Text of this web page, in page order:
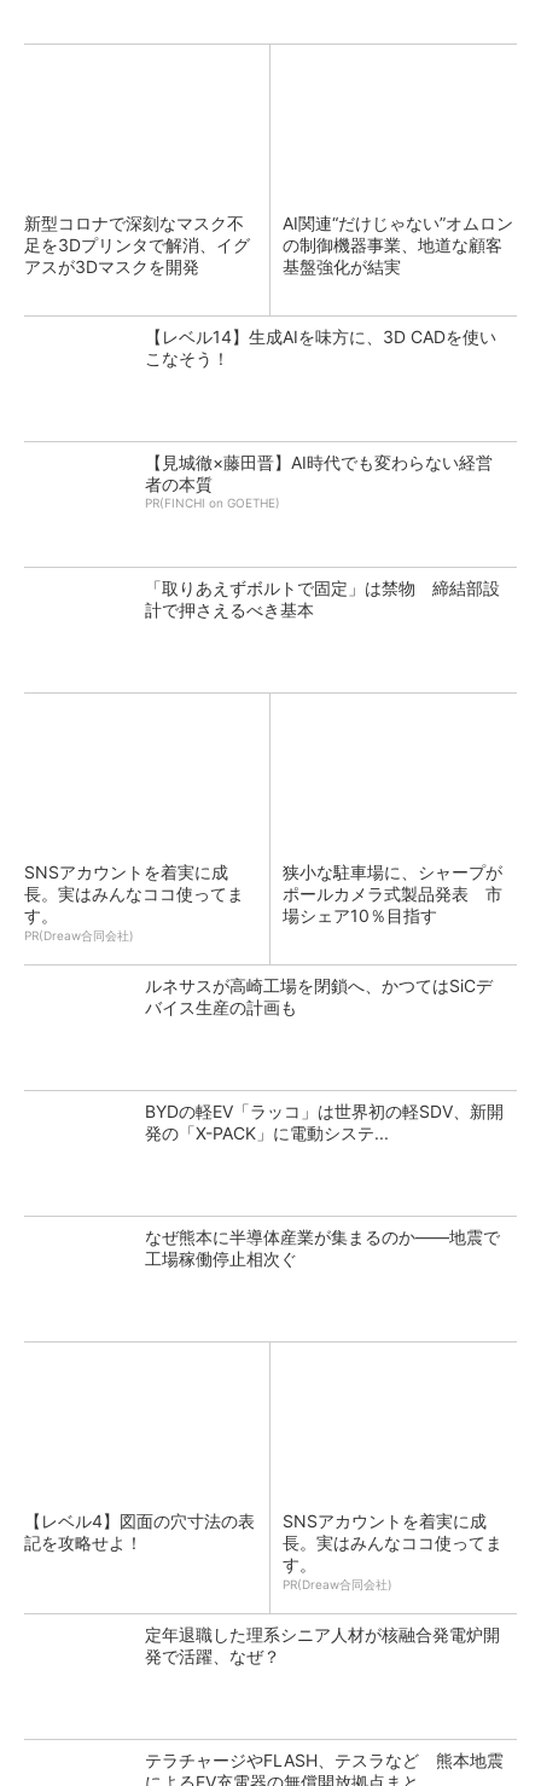
新型コロナで深刻なマスク不
足を3Dプリンタで解消、イグ
アスが3Dマスクを開発
AI関連“だけじゃない”オムロン
の制御機器事業、地道な顧客
基盤強化が結実
【レベル14】生成AIを味方に、3D CADを使い
こなそう！
【見城徹×藤田晋】AI時代でも変わらない経営
者の本質
PR(FINCHI on GOETHE)
「取りあえずボルトで固定」は禁物 締結部設
計で押さえるべき基本
SNSアカウントを着実に成
長。実はみんなココ使ってま
す。
PR(Dreaw合同会社)
狭小な駐車場に、シャープが
ポールカメラ式製品発表 市
場シェア10％目指す
ルネサスが高崎工場を閉鎖へ、かつてはSiCデ
バイス生産の計画も
BYDの軽EV「ラッコ」は世界初の軽SDV、新開
発の「X-PACK」に電動システ...
なぜ熊本に半導体産業が集まるのか――地震で
工場稼働停止相次ぐ
【レベル4】図面の穴寸法の表
記を攻略せよ！
SNSアカウントを着実に成
長。実はみんなココ使ってま
す。
PR(Dreaw合同会社)
定年退職した理系シニア人材が核融合発電炉開
発で活躍、なぜ？
テラチャージやFLASH、テスラなど 熊本地震
によるEV充電器の無償開放拠点まと...